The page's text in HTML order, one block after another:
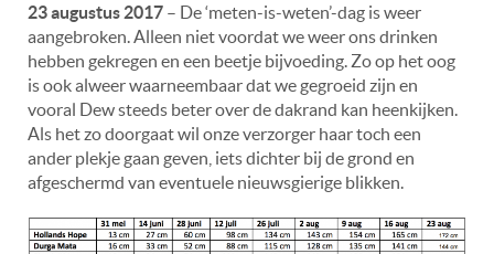
23 augustus 2017 – De ‘meten-is-weten’-dag is weer
aangebroken. Alleen niet voordat we weer ons drinken
hebben gekregen en een beetje bijvoeding. Zo op het oog
is ook alweer waarneembaar dat we gegroeid zijn en
vooral Dew steeds beter over de dakrand kan heenkijken.
Als het zo doorgaat wil onze verzorger haar toch een
ander plekje gaan geven, iets dichter bij de grond en
afgeschermd van eventuele nieuwsgierige blikken.